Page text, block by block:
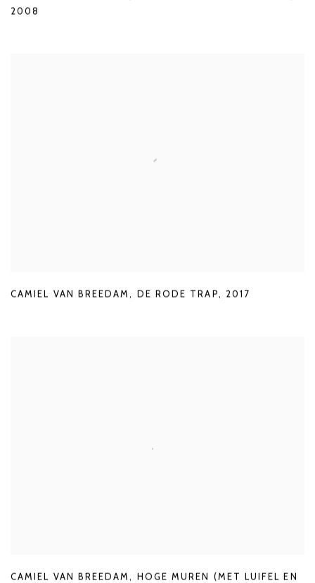
2008
CAMIEL VAN BREEDAM , DE RODE TRAP, 2017
CAMIEL VAN BREEDAM , HOGE MUREN (MET LUIFEL EN